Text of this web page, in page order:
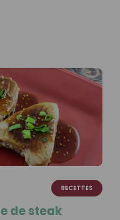
RECETTES
de steak